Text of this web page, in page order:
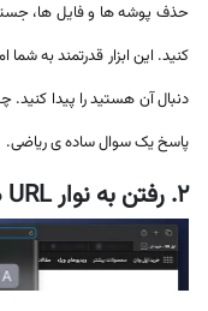
حذف پوشه ها و فایل ها،
کنید. این ابزار قدرتمند به
دنبال آن هستید را پیدا کنید.
پاسخ یک سوال ساده ی ریاضی.
2. رفتن به نوار URL در مرورگر: Command+L